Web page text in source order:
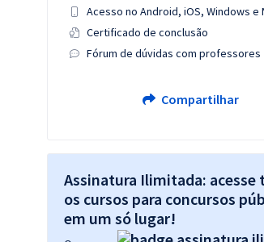
Acesso no Android, iOS, Windows e
Certificado de conclusão
Fórum de dúvidas com professores
Compartilhar
Assinatura Ilimitada: acesse
os cursos para concursos
em um só lugar!